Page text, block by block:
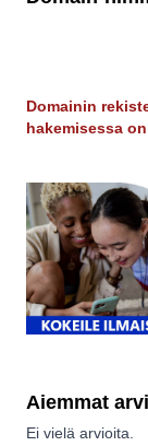
Domainin
hakemisessa
Aiemmat
Ei vielä arvioita.